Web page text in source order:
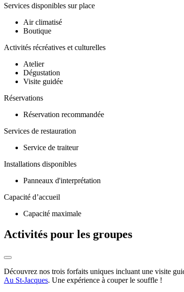
Services disponibles sur place
Air climatisé
Boutique
Activités récréatives et culturelles
Atelier
Dégustation
Visite guidée
Réservations
Réservation recommandée
Services de restauration
Service de traiteur
Installations disponibles
Panneaux d'interprétation
Capacité d’accueil
Capacité maximale
Activités pour les groupes
Découvrez nos trois forfaits uniques incluant une visite
Au St-Jacques. Une expérience à couper le souffle !